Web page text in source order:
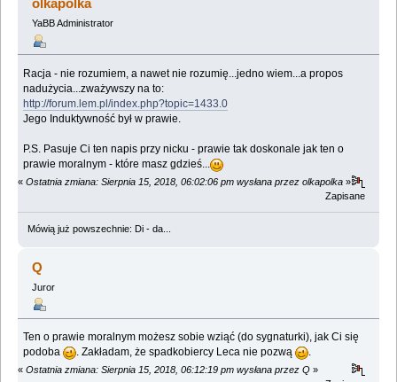
olkapolka
YaBB Administrator
Racja - nie rozumiem, a nawet nie rozumię...jedno wiem...a propos
nadużycia...zważywszy na to:
http://forum.lem.pl/index.php?topic=1433.0
Jego Induktywność był w prawie.
P.S. Pasuje Ci ten napis przy nicku - prawie tak doskonale jak ten o
prawie moralnym - które masz gdzieś...
« Ostatnia zmiana: Sierpnia 15, 2018, 06:02:06 pm wysłana przez olkapolka »
Zapisane
Mówią już powszechnie: Di - da...
Q
Juror
Ten o prawie moralnym możesz sobie wziąć (do sygnaturki), jak Ci się
podoba
. Zakładam, że spadkobiercy Leca nie pozwą .
« Ostatnia zmiana: Sierpnia 15, 2018, 06:12:19 pm wysłana przez Q »